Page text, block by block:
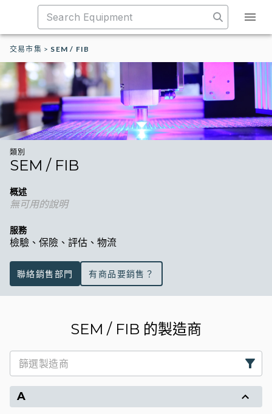
交易市集 > SEM / FIB
類別
SEM / FIB
概述
無可用的說明
服務
檢驗、保險、評估、物流
聯絡銷售部門 有商品要銷售？
SEM / FIB 的製造商
A